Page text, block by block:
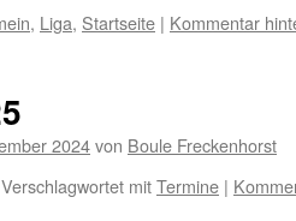
, Liga, Startseite | Kommentar
2024von Boule Freckenhorst
Verschlagwortet mitTermine |